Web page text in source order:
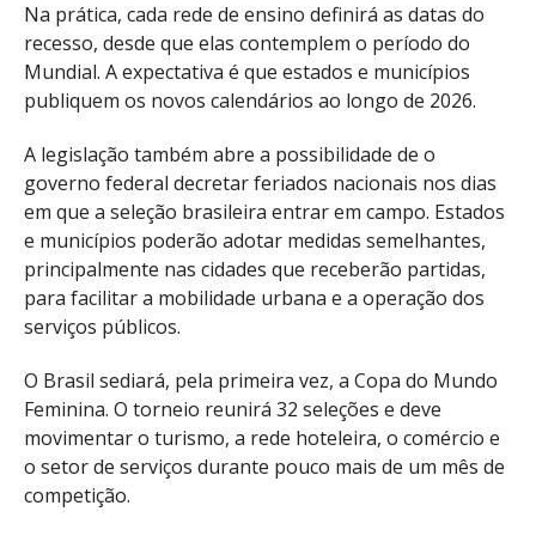
Na prática, cada rede de ensino definirá as datas do
recesso, desde que elas contemplem o período do
Mundial. A expectativa é que estados e municípios
publiquem os novos calendários ao longo de 2026.
A legislação também abre a possibilidade de o
governo federal decretar feriados nacionais nos dias
em que a seleção brasileira entrar em campo. Estados
e municípios poderão adotar medidas semelhantes,
principalmente nas cidades que receberão partidas,
para facilitar a mobilidade urbana e a operação dos
serviços públicos.
O Brasil sediará, pela primeira vez, a Copa do Mundo
Feminina. O torneio reunirá 32 seleções e deve
movimentar o turismo, a rede hoteleira, o comércio e
o setor de serviços durante pouco mais de um mês de
competição.